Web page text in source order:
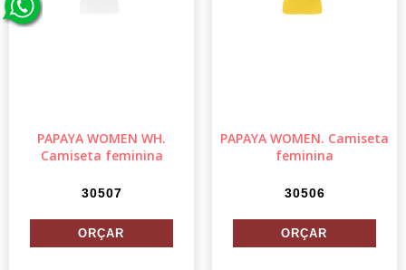
PAPAYA WOMEN WH.
Camiseta feminina
30507
PAPAYA WOMEN. Camiseta
feminina
30506